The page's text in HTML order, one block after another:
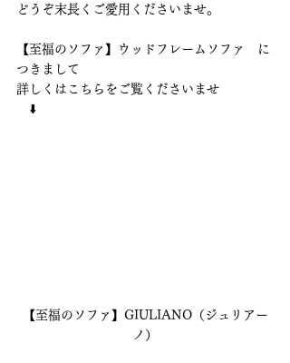
どうぞ末長くご愛用くださいませ。
【至福のソファ】ウッドフレームソファ　に
つきまして
詳しくはこちらをご覧くださいませ
⬇️
【至福のソファ】GIULIANO（ジュリアー
ノ）